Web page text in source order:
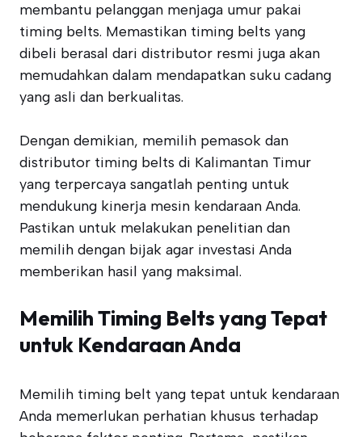
membantu pelanggan menjaga umur pakai
timing belts. Memastikan timing belts yang
dibeli berasal dari distributor resmi juga akan
memudahkan dalam mendapatkan suku cadang
yang asli dan berkualitas.
Dengan demikian, memilih pemasok dan
distributor timing belts di Kalimantan Timur
yang terpercaya sangatlah penting untuk
mendukung kinerja mesin kendaraan Anda.
Pastikan untuk melakukan penelitian dan
memilih dengan bijak agar investasi Anda
memberikan hasil yang maksimal.
Memilih Timing Belts yang Tepat
untuk Kendaraan Anda
Memilih timing belt yang tepat untuk kendaraan
Anda memerlukan perhatian khusus terhadap